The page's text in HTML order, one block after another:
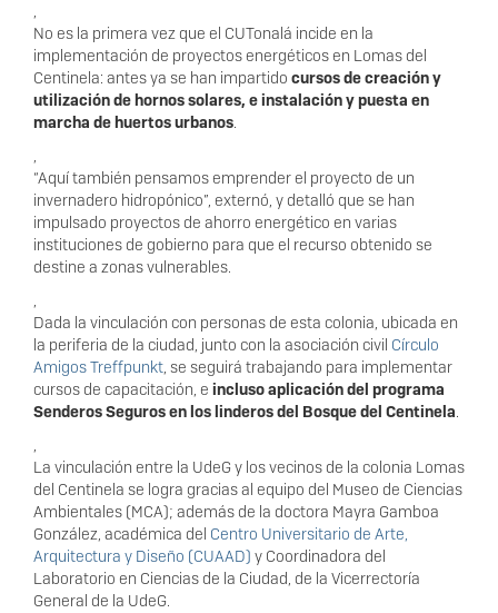
,
No es la primera vez que el CUTonalá incide en la
implementación de proyectos energéticos en Lomas del
Centinela: antes ya se han impartido cursos de creación y
utilización de hornos solares, e instalación y puesta en
marcha de huertos urbanos.
,
“Aquí también pensamos emprender el proyecto de un
invernadero hidropónico”, externó, y detalló que se han
impulsado proyectos de ahorro energético en varias
instituciones de gobierno para que el recurso obtenido se
destine a zonas vulnerables.
,
Dada la vinculación con personas de esta colonia, ubicada en
la periferia de la ciudad, junto con la asociación civil Círculo
Amigos Treffpunkt, se seguirá trabajando para implementar
cursos de capacitación, e incluso aplicación del programa
Senderos Seguros en los linderos del Bosque del Centinela.
,
La vinculación entre la UdeG y los vecinos de la colonia Lomas
del Centinela se logra gracias al equipo del Museo de Ciencias
Ambientales (MCA); además de la doctora Mayra Gamboa
González, académica del Centro Universitario de Arte,
Arquitectura y Diseño (CUAAD) y Coordinadora del
Laboratorio en Ciencias de la Ciudad, de la Vicerrectoría
General de la UdeG.